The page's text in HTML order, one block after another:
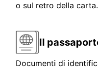
o sul retro della carta.
Il
Documenti di